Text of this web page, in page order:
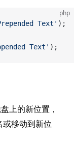
php
Text' );
Text' );
上的新位置，
移动到新位